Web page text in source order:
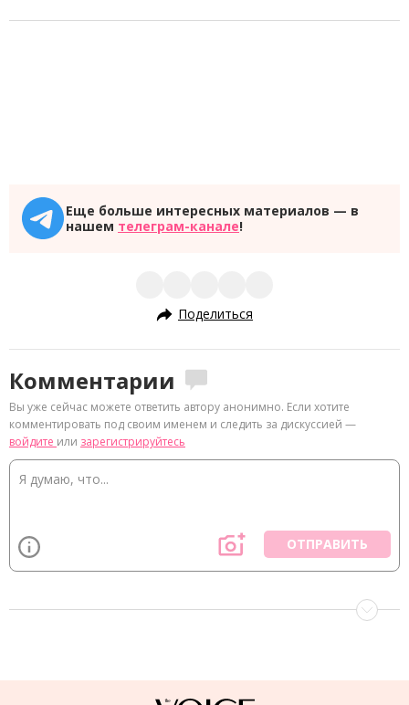
Еще больше интересных материалов — в
нашем телеграм-канале!
Поделиться
Комментарии
Вы уже сейчас можете ответить автору анонимно. Если хотите
комментировать под своим именем и следить за дискуссией —
войдите или зарегистрируйтесь
ОТПРАВИТЬ